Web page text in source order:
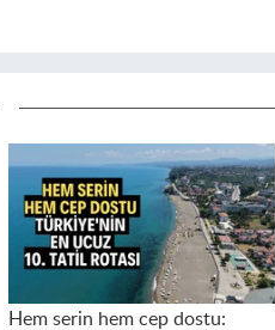
Hem serin hem cep dostu: